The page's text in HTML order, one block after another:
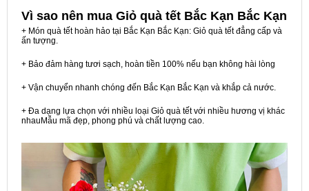
Vì sao nên mua Giỏ quà tết Bắc Kạn Bắc Kạn
+ Món quà tết hoàn hảo tại Bắc Kạn Bắc Kạn: Giỏ quà tết đẳng cấp và
ấn tượng.
+ Bảo đảm hàng tươi sạch, hoàn tiền 100% nếu bạn không hài lòng
+ Vận chuyển nhanh chóng đến Bắc Kạn Bắc Kạn và khắp cả nước.
+ Đa dạng lựa chọn với nhiều loại Giỏ quà tết với nhiều hương vị khác
nhauMẫu mã đẹp, phong phú và chất lượng cao.